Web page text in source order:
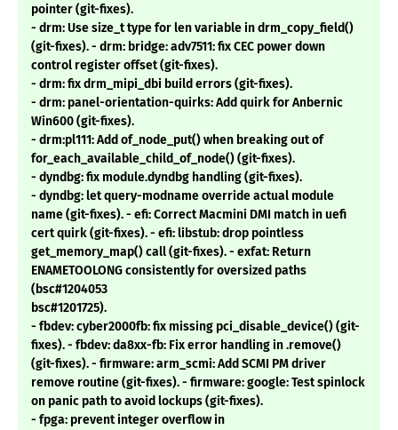
pointer (git-fixes).
- drm: Use size_t type for len variable in drm_copy_field()
(git-fixes). - drm: bridge: adv7511: fix CEC power down
control register offset (git-fixes).
- drm: fix drm_mipi_dbi build errors (git-fixes).
- drm: panel-orientation-quirks: Add quirk for Anbernic
Win600 (git-fixes).
- drm:pl111: Add of_node_put() when breaking out of
for_each_available_child_of_node() (git-fixes).
- dyndbg: fix module.dyndbg handling (git-fixes).
- dyndbg: let query-modname override actual module
name (git-fixes). - efi: Correct Macmini DMI match in uefi
cert quirk (git-fixes). - efi: libstub: drop pointless
get_memory_map() call (git-fixes). - exfat: Return
ENAMETOOLONG consistently for oversized paths
(bsc#1204053
bsc#1201725).
- fbdev: cyber2000fb: fix missing pci_disable_device() (git-
fixes). - fbdev: da8xx-fb: Fix error handling in .remove()
(git-fixes). - firmware: arm_scmi: Add SCMI PM driver
remove routine (git-fixes). - firmware: google: Test spinlock
on panic path to avoid lockups (git-fixes).
- fpga: prevent integer overflow in